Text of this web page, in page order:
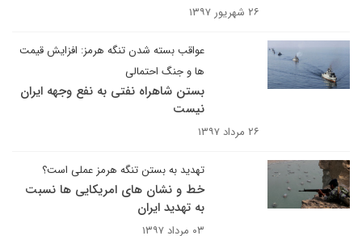
۲۶ شهریور ۱۳۹۷
عواقب بسته شدن تنگه هرمز: افزایش قیمت
ها و جنگ احتمالی
بستن شاهراه نفتی به نفع وجهه ایران
نیست
۲۶ مرداد ۱۳۹۷
تهدید به بستن تنگه هرمز عملی است؟
خط و نشان های امریکایی ها نسبت
به تهدید ایران
۰۳ مرداد ۱۳۹۷